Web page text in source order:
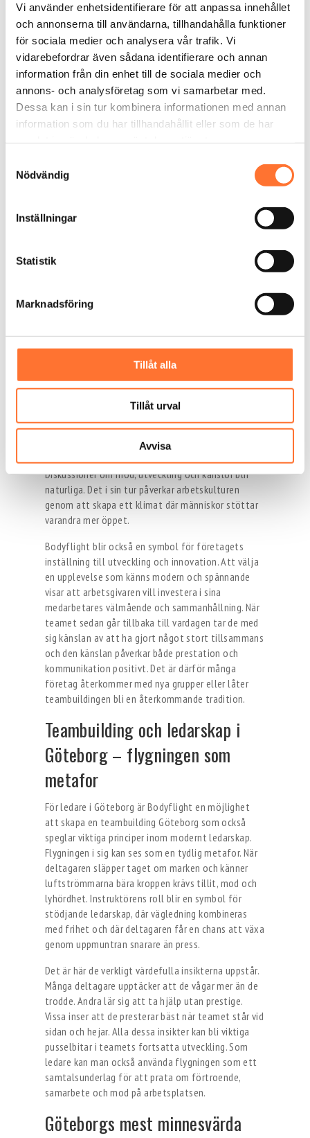
Vi använder enhetsidentifierare för att anpassa innehållet
och annonserna till användarna, tillhandahålla funktioner
för sociala medier och analysera vår trafik. Vi
vidarebefordrar även sådana identifierare och annan
information från din enhet till de sociala medier och
annons- och analysföretag som vi samarbetar med.
Dessa kan i sin tur kombinera informationen med annan
information som du har tillhandahållit eller som de har
Nödvändig
Inställningar
Statistik
Marknadsföring
Tillåt alla
Tillåt urval
Avvisa
Bodyflight sticker ut som en aktivitet inom
teambuilding i Göteborg som både är minnesvärd
och lättillgänglig. Det krävs ingen avancerad fysisk
form, inga förberedelser och inga långa resor. När
teamet anländer möts de av en professionell och
energirik miljö som direkt sätter tonen för dagen.
Det är enkelt att boka, enkelt att delta och enkelt
att skapa en upplevelse som känns exklusiv.
Det är också en aktivitet som är naturligt
fotograferar delar av eventet och sprider glädjen i
företaget. Den visuella aspekten av att flyga i en
företagsvärld har Bodyflight snabbt blivit en
modern form av teambuilding som passar både
Så skapas långsiktig effekt av
teambuilding
Det viktigaste med teambuilding är att den inte
stannar vid en rolig dag. När teamet får uppleva
något som känns utmanande men samtidigt tryggt,
skapas en djupare koppling mellan deltagarna. Att
dela en adrenalinupplevelse sätter igång samtal
som fortsätter långt efteråt. Kollegor som tidigare
kanske inte pratat så mycket börjar interagera mer.
Diskussioner om mod, utveckling och känslor blir
naturliga. Det i sin tur påverkar arbetskulturen
genom att skapa ett klimat där människor stöttar
varandra mer öppet.
Bodyflight blir också en symbol för företagets
inställning till utveckling och innovation. Att välja
en upplevelse som känns modern och spännande
visar att arbetsgivaren vill investera i sina
medarbetares välmående och sammanhållning. När
teamet sedan går tillbaka till vardagen tar de med
sig känslan av att ha gjort något stort tillsammans
och den känslan påverkar både prestation och
kommunikation positivt. Det är därför många
företag återkommer med nya grupper eller låter
teambuildingen bli en återkommande tradition.
Teambuilding och ledarskap i
Göteborg – flygningen som
metafor
För ledare i Göteborg är Bodyflight en möjlighet
att skapa en teambuilding Göteborg som också
speglar viktiga principer inom modernt ledarskap.
Flygningen i sig kan ses som en tydlig metafor. När
deltagaren släpper taget om marken och känner
luftströmmarna bära kroppen krävs tillit, mod och
lyhördhet. Instruktörens roll blir en symbol för
stödjande ledarskap, där vägledning kombineras
med frihet och där deltagaren får en chans att växa
genom uppmuntran snarare än press.
Det är här de verkligt värdefulla insikterna uppstår.
Många deltagare upptäcker att de vågar mer än de
trodde. Andra lär sig att ta hjälp utan prestige.
Vissa inser att de presterar bäst när teamet står vid
sidan och hejar. Alla dessa insikter kan bli viktiga
pusselbitar i teamets fortsatta utveckling. Som
ledare kan man också använda flygningen som ett
samtalsunderlag för att prata om förtroende,
samarbete och mod på arbetsplatsen.
Göteborgs mest minnesvärda